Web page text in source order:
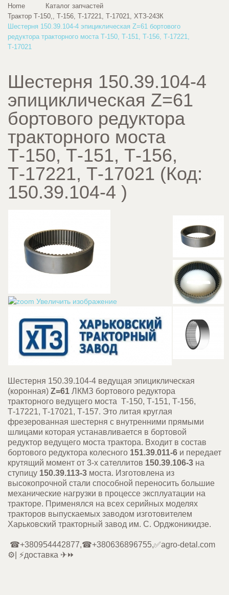
Home
Каталог запчастей
Трактор Т-150,, Т-156, Т-17221, Т-17021, ХТЗ-243К
Шестерня 150.39.104-4 эпициклическая Z=61 бортового
редуктора тракторного моста Т-150, Т-151, Т-156, Т-17221,
Т-17021
Шестерня 150.39.104-4
эпициклическая Z=61
бортового редуктора
тракторного моста
Т-150, Т-151, Т-156,
Т-17221, Т-17021 (Код:
150.39.104-4 )
Увеличить изображение
Шестерня 150.39.104-4 ведущая эпициклическая
(коронная) Z=61 ЛКМЗ бортового редуктора
тракторного ведущего моста Т-150, Т-151, Т-156,
Т-17221, Т-17021, Т-157. Это литая круглая
фрезерованная шестерня с внутренними прямыми
шлицами которая устанавливается в бортовой
редуктор ведущего моста трактора. Входит в состав
бортового редуктора колесного 151.39.011-6 и передает
крутящий момент от 3-х сателлитов 150.39.106-3 на
ступицу 150.39.113-3 моста. Изготовлена из
высокопрочной стали способной переносить большие
механические нагрузки в процессе эксплуатации на
тракторе. Применялся на всех серийных моделях
тракторов выпускаемых заводом изготовителем
Харьковский тракторный завод им. С. Орджоникидзе.
☎+380954442877,☎+380636896755,✅agro-detal.com
⚙️| ⚡доставка ✈⏩